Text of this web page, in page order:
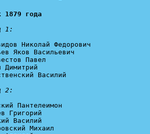
1879 года
1:
Николай Федорович
Яков Васильевич
Павел
Димитрий
Василий
2:
Пантелеимон
Григорий
Василий
Михаил